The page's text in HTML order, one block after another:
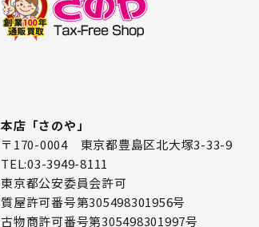
本店「さのや」
〒170-0004 東京都豊島区北大塚3-33-9
TEL:03-3949-8111
東京都公安委員会許可
質屋許可番号第305498301956号
古物商許可番号第305498301997号